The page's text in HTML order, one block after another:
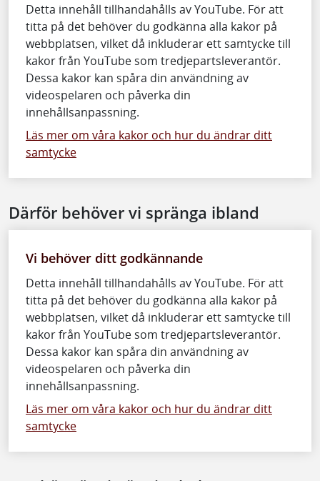
Detta innehåll tillhandahålls av YouTube. För att
titta på det behöver du godkänna alla kakor på
webbplatsen, vilket då inkluderar ett samtycke till
kakor från YouTube som tredjepartsleverantör.
Dessa kakor kan spåra din användning av
videospelaren och påverka din
innehållsanpassning.
Läs mer om våra kakor och hur du ändrar ditt
samtycke
Därför behöver vi spränga ibland
Vi behöver ditt godkännande
Detta innehåll tillhandahålls av YouTube. För att
titta på det behöver du godkänna alla kakor på
webbplatsen, vilket då inkluderar ett samtycke till
kakor från YouTube som tredjepartsleverantör.
Dessa kakor kan spåra din användning av
videospelaren och påverka din
innehållsanpassning.
Läs mer om våra kakor och hur du ändrar ditt
samtycke